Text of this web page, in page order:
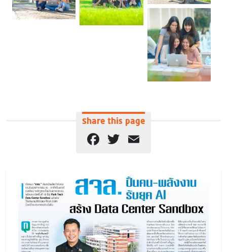
Share this page
Facebook
Twitter